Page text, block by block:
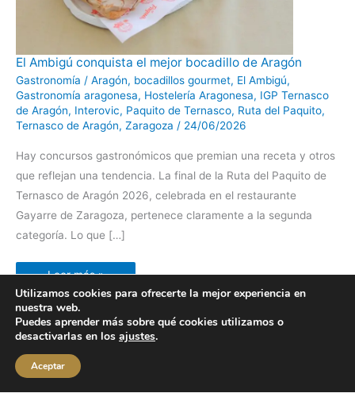
El Ambigú conquista el mejor bocadillo de Aragón
Gastronomía / Aragón, bocadillos gourmet, El Ambigú,
Gastronomía aragonesa, Hostelería Aragonesa, IGP Ternasco
de Aragón, Interovic, Paquito de Ternasco, Ruta del Paquito,
Ternasco de Aragón, Zaragoza / 24/06/2026
Hay concursos gastronómicos que premian una receta y otros
que reflejan una tendencia. La final de la Ruta del Paquito de
Ternasco de Aragón 2026, celebrada en el restaurante
Gayarre de Zaragoza, pertenece claramente a la segunda
categoría. Lo que […]
El
Ambigú
conquista
mejor
bocadillo
de
Aragón
Leer más »
Utilizamos cookies para ofrecerte la mejor experiencia en
nuestra web.
Puedes aprender más sobre qué cookies utilizamos o
desactivarlas en los ajustes.
Aceptar